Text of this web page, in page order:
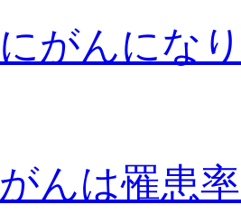
がんにな
んは罹患